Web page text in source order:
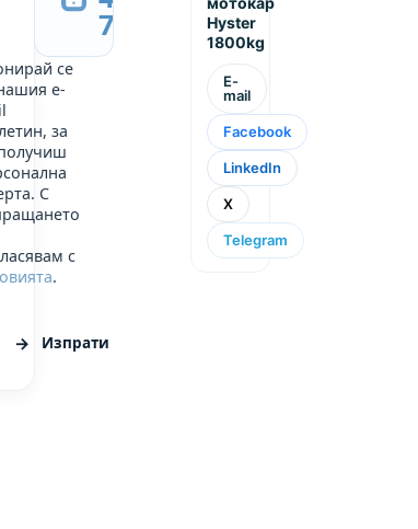
се
e-
за
С
с
.
Изпрати
749
Hyster
1800kg
E-
mail
Facebook
LinkedIn
X
Telegram